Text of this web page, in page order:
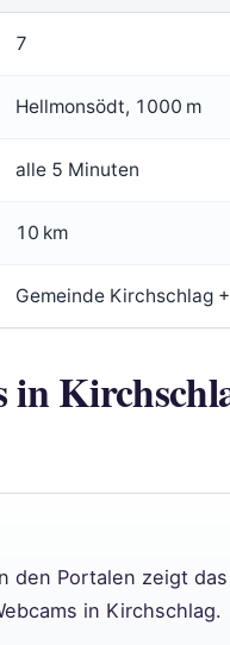
7
Hellmonsödt, 1000 m
alle 5 Minuten
10 km
Gemeinde Kirchschlag
in
den Portalen zeigt
in Kirchschlag.